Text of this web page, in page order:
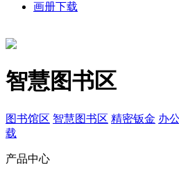
画册下载
智慧图书区
图书馆区 智慧图书区 精密钣金 办
载
产品中心